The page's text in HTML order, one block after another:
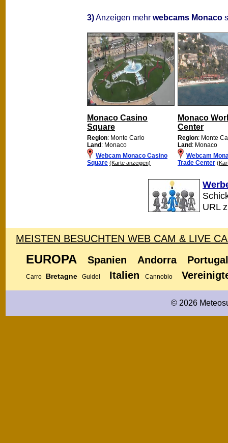
3)Anzeigen mehr webcams Monaco
Monaco Casino
Square
Region: Monte Carlo
Land: Monaco
Webcam Monaco Casino
Square (Karte anzeigen)
Monaco
Center
Region: Monte
Land: Monaco
Webcam
Trade Center
URL
MEISTEN BESUCHTEN WEB CAM & LIVE
EUROPA Spanien Andorra Portugal
Carro Bretagne Guidel Italien Cannobio
© 2026